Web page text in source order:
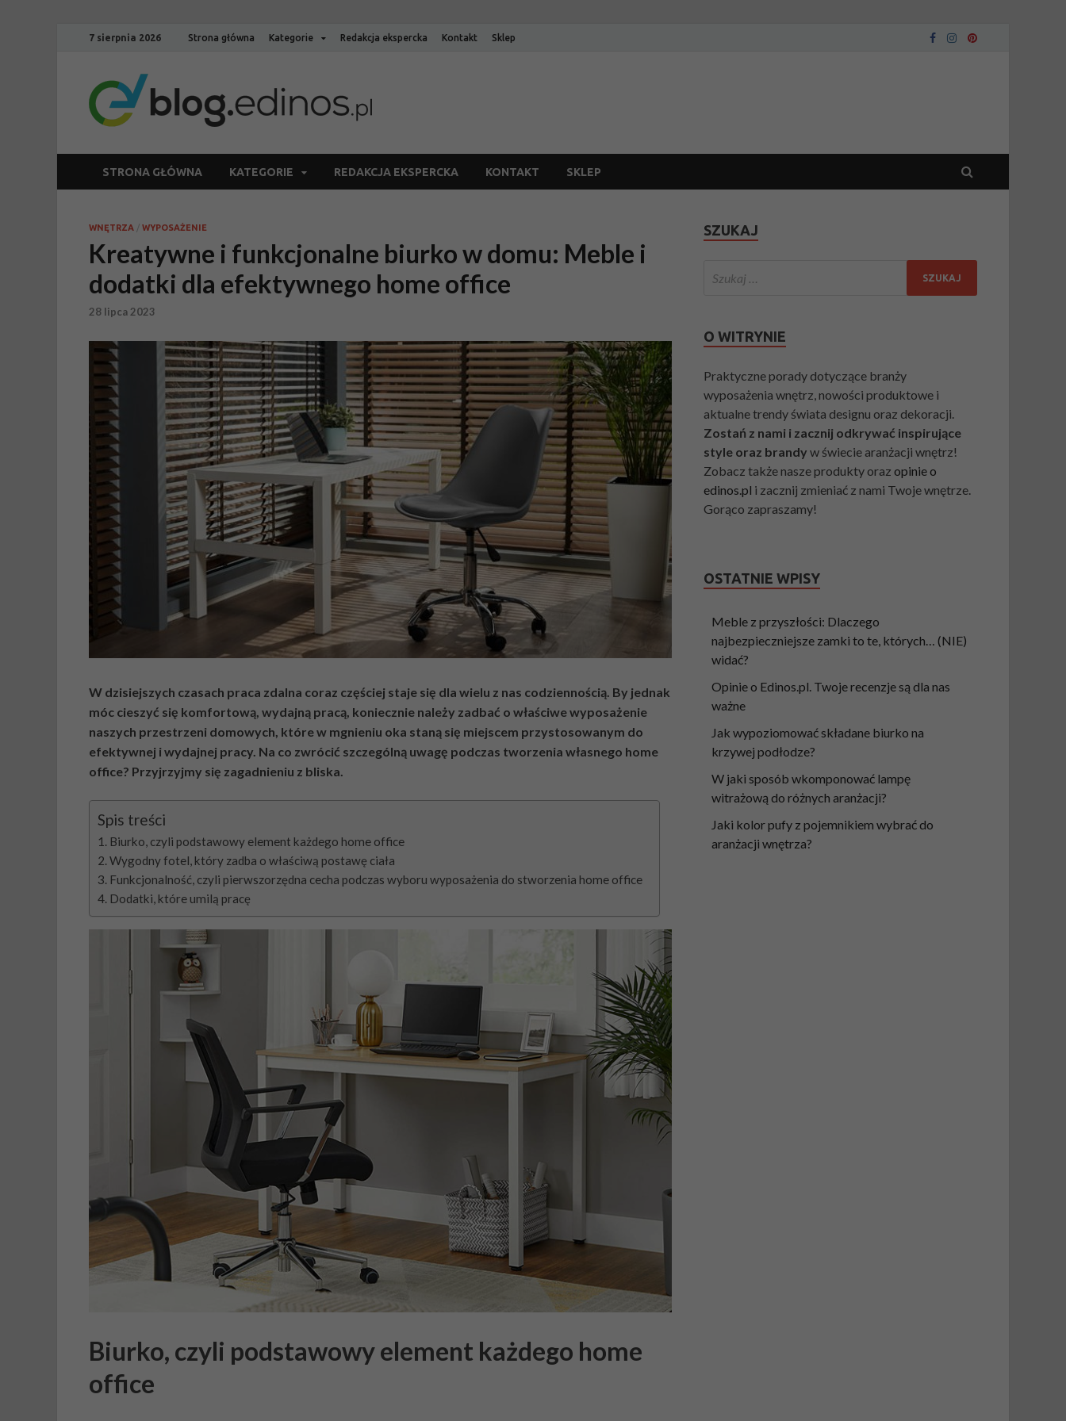
7 sierpnia 2026 Strona główna Kategorie Redakcja ekspercka Kontakt Sklep
STRONA GŁÓWNA KATEGORIE REDAKCJA EKSPERCKA KONTAKT SKLEP
WNĘTRZA / WYPOSAŻENIE
Kreatywne i funkcjonalne biurko w domu: Meble i
dodatki dla efektywnego home office
28 lipca 2023
W dzisiejszych czasach praca zdalna coraz częściej staje się dla wielu z nas codziennością. By jednak
móc cieszyć się komfortową, wydajną pracą, koniecznie należy zadbać o właściwe wyposażenie
naszych przestrzeni domowych, które w mgnieniu oka staną się miejscem przystosowanym do
efektywnej i wydajnej pracy. Na co zwrócić szczególną uwagę podczas tworzenia własnego home
office? Przyjrzyjmy się zagadnieniu z bliska.
Spis treści
Biurko, czyli podstawowy element każdego home office
Wygodny fotel, który zadba o właściwą postawę ciała
Funkcjonalność, czyli pierwszorzędna cecha podczas wyboru wyposażenia do stworzenia home office
Dodatki, które umilą pracę
Biurko, czyli podstawowy element każdego home
office
SZUKAJ
O WITRYNIE
Praktyczne porady dotyczące branży
wyposażenia wnętrz, nowości produktowe i
aktualne trendy świata designu oraz dekoracji.
Zostań z nami i zacznij odkrywać inspirujące
style oraz brandy w świecie aranżacji wnętrz!
Zobacz także nasze produkty orazopinie o
edinos.pl i zacznij zmieniać z nami Twoje wnętrze.
Gorąco zapraszamy!
OSTATNIE WPISY
Meble z przyszłości: Dlaczego
najbezpieczniejsze zamki to te, których… (NIE)
widać?
Opinie o Edinos.pl. Twoje recenzje są dla nas
ważne
Jak wypoziomować składane biurko na
krzywej podłodze?
W jaki sposób wkomponować lampę
witrażową do różnych aranżacji?
Jaki kolor pufy z pojemnikiem wybrać do
aranżacji wnętrza?